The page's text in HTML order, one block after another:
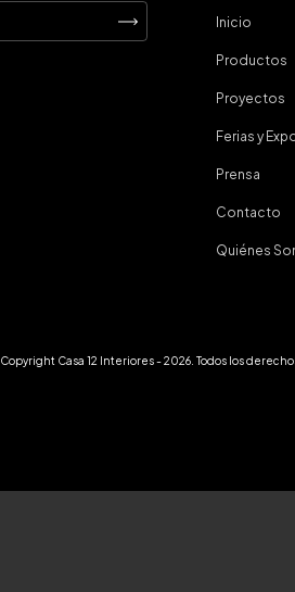
Inicio
Productos
Proyectos
Ferias y
Prensa
Contacto
Quiénes
Copyright Casa 12 Interiores - 2026. Todos los